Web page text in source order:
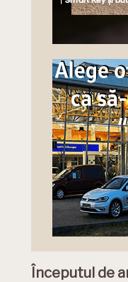
Începutul de